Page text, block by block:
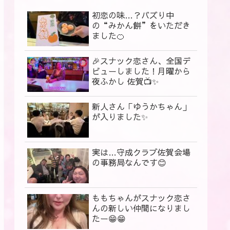
初恋の味…？バズり中
の“みかん餅”をいただき
ました🍊
🎉スナック恋さん、全国デ
ビューしました！月曜から
夜ふかし 佐賀📺✨
新人さん「ゆうかちゃん」
が入りました✨
実は…守成クラブ佐賀会場
の事務局なんです😊
ももちゃんがスナック恋さ
んの新しい仲間になりまし
たー😁😁